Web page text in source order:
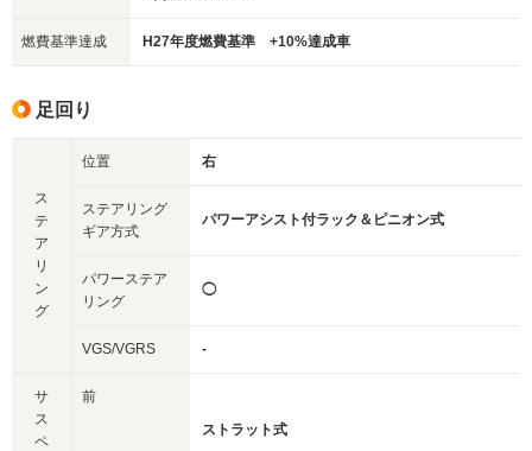
燃費基準達成 H27年度燃費基準 +10%達成車
足回り
ス
テ
ア
リ
ン
グ
位置 右
ステアリング
ギア方式
パワーアシスト付ラック＆ピニオン式
パワーステア
リング
◯
VGS/VGRS -
サ
ス
ペ
前
ストラット式